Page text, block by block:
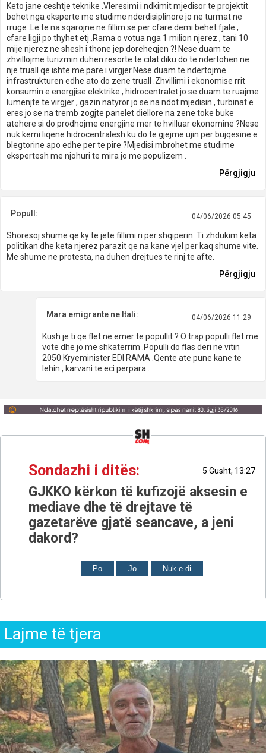
Keto jane ceshtje teknike .Vleresimi i ndkimit mjedisor te projektit
behet nga eksperte me studime nderdisiplinore jo ne turmat ne
rruge .Le te na sqarojne ne fillim se per cfare demi behet fjale ,
cfare ligji po thyhet etj .Rama o votua nga 1 milion njerez , tani 10
mije njerez ne shesh i thone jep doreheqjen ?! Nese duam te
zhvillojme turizmin duhen resorte te cilat diku do te ndertohen ne
nje truall qe ishte me pare i virgjer.Nese duam te ndertojme
infrastrukturen edhe ato do zene truall .Zhvillimi i ekonomise rrit
konsumin e energjise elektrike , hidrocentralet jo se duam te ruajme
lumenjte te virgjer , gazin natyror jo se na ndot mjedisin , turbinat e
eres jo se na tremb zogjte panelet diellore na zene toke buke
atehere si do prodhojme energjine mer te hvilluar ekonomine ?Nese
nuk kemi liqene hidrocentralesh ku do te gjejme ujin per bujqesine e
blegtorine apo edhe per te pire ?Mjedisi mbrohet me studime
ekspertesh me njohuri te mira jo me populizem .
Përgjigju
Popull: 04/06/2026 05:45
Shoresoj shume qe ky te jete fillimi ri per shqiperin. Ti zhdukim keta
politikan dhe keta njerez parazit qe na kane vjel per kaq shume vite.
Me shume ne protesta, na duhen drejtues te rinj te afte.
Përgjigju
Mara emigrante ne Itali: 04/06/2026 11:29
Kush je ti qe flet ne emer te popullit ? O trap populli flet me
vote dhe jo me shkaterrim .Populli do flas deri ne vitin
2050 Kryeminister EDI RAMA .Qente ate pune kane te
lehin , karvani te eci perpara .
Sondazhi i ditës: 5 Gusht, 13:27
GJKKO kërkon të kufizojë aksesin e
mediave dhe të drejtave të
gazetarëve gjatë seancave, a jeni
dakord?
Po Jo Nuk e di
Lajme të tjera